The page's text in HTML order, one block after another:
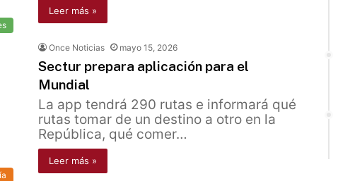
Leer más »
Once Noticias mayo 15, 2026
Sectur prepara aplicación para el
Mundial
La app tendrá 290 rutas e informará qué
rutas tomar de un destino a otro en la
República, qué comer…
Leer más »